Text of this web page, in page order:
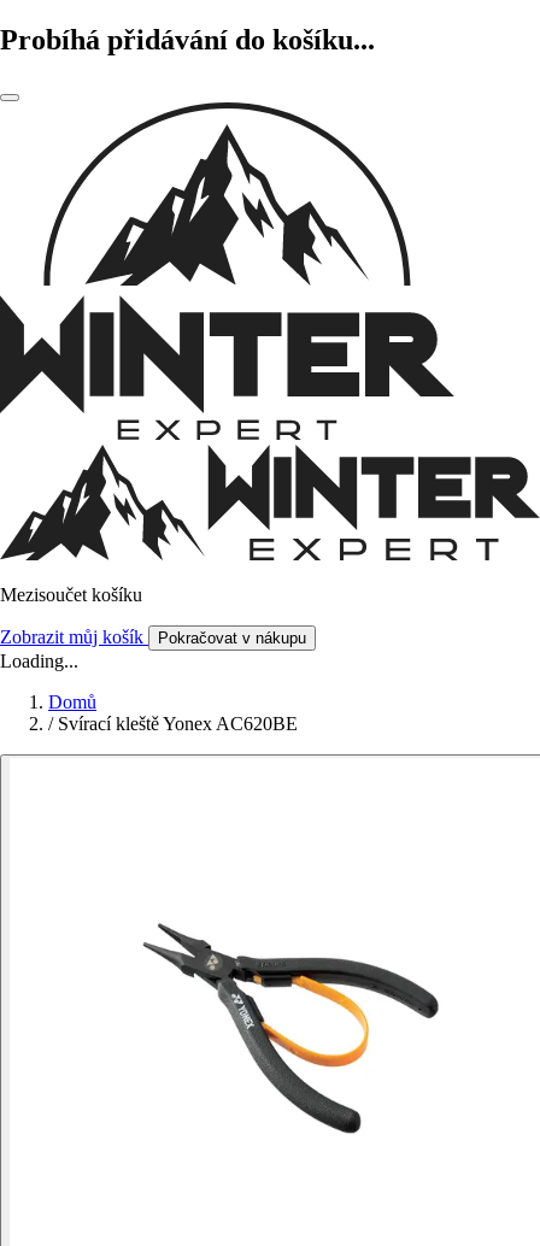
Probíhá přidávání do košíku...
Mezisoučet košíku
Zobrazit můj košík Pokračovat v nákupu
Loading...
Domů
/ Svírací kleště Yonex AC620BE